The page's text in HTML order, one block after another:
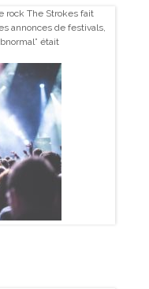
rock The Strokes fait
annonces de festivals,
était